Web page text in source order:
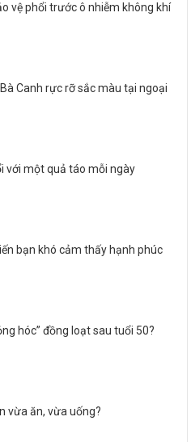
vệ phổi trước ô nhiễm không khí
Canh rực rỡ sắc màu tại ngoại
với một quả táo mỗi ngày
bạn khó cảm thấy hạnh phúc
hóc” đồng loạt sau tuổi 50?
vừa ăn, vừa uống?